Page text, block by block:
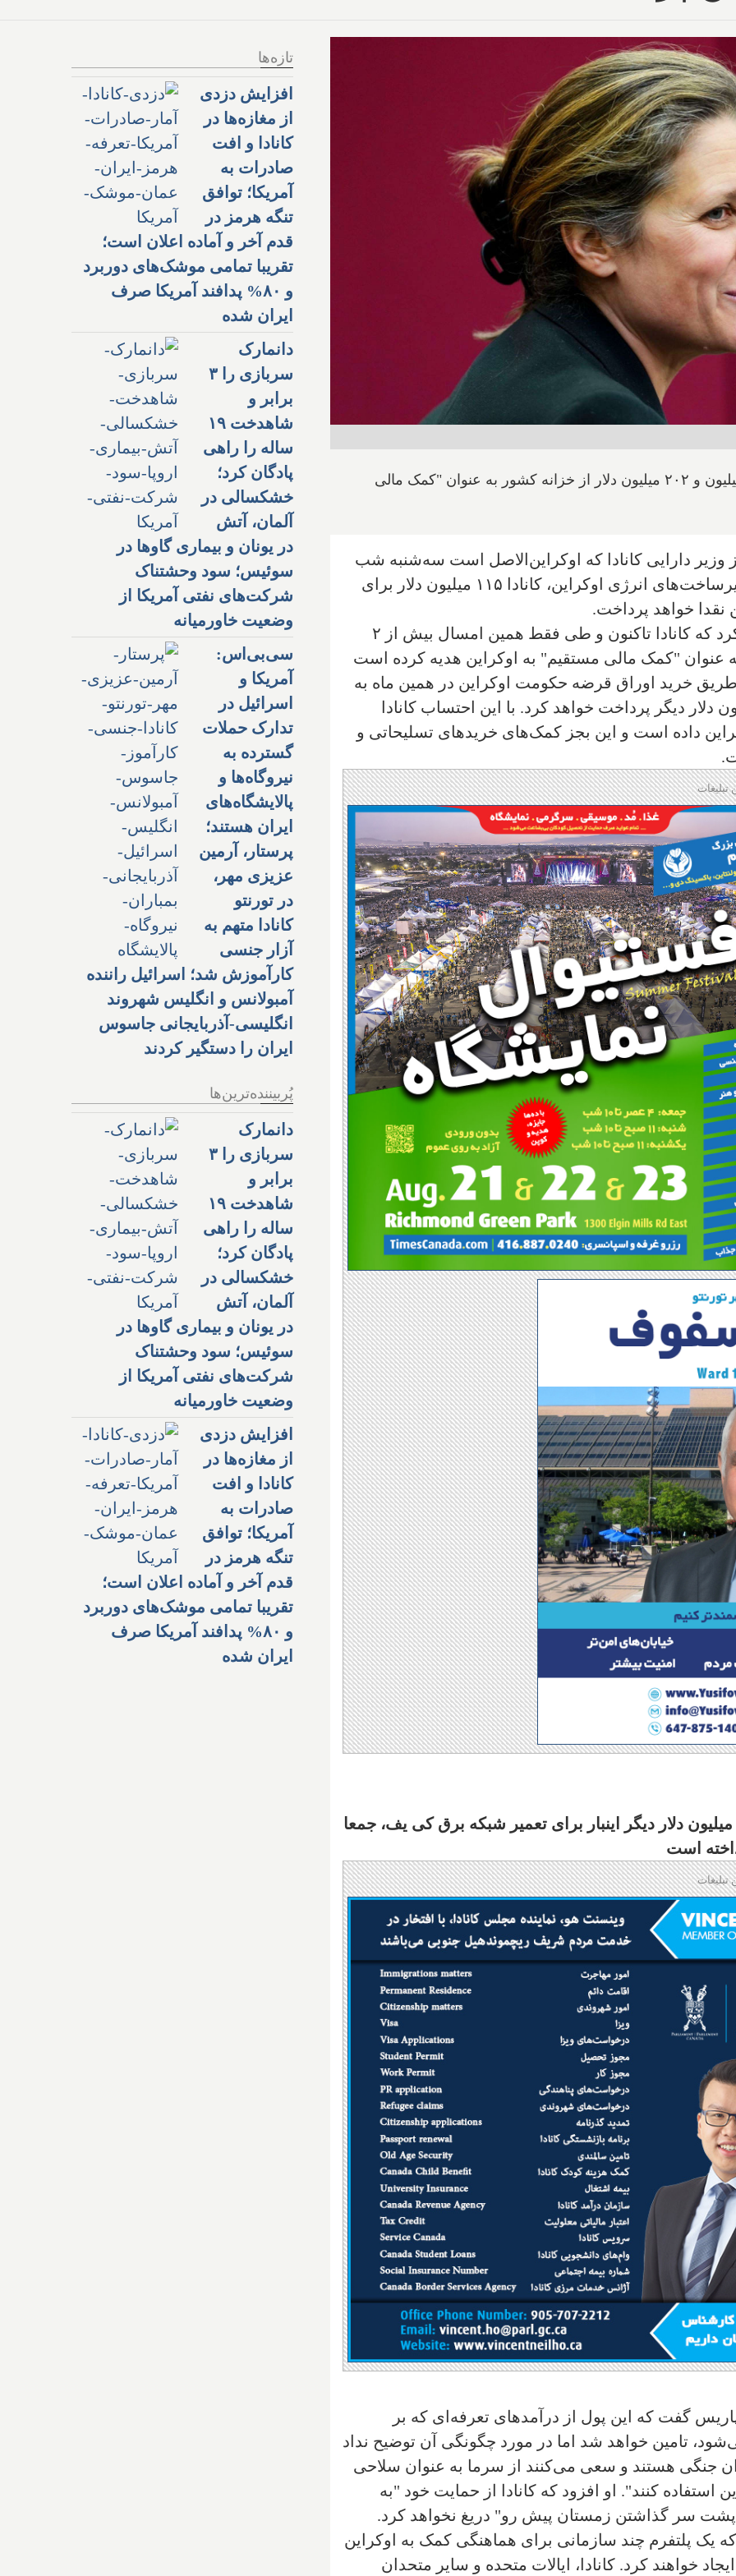
دفتر فریلند گفت که کانادا امسال بیش از ۲ بیلیون و ۲۰۲ میلیون دلار از خزانه کشور به عنوان "کمک مالی
وزیر دارایی کانادا که اوکراین‌الاصل است سه‌شنبه شب
گفت که پس از حملات مکرر روسیه به زیرساخت‌های انرژی اوکراین، کانادا ۱۱۵ میلیون دلار برای
خواهد پرداخت.
دفتر فریلند در بیانیه‌ای مطبوعاتی اعلام کرد که کانادا تاکنون و طی فقط همین امسال بیش از ۲
کانادا به عنوان "کمک مالی مستقیم" به اوکراین هدیه کرده است
نیز از طریق خرید اوراق قرضه حکومت اوکراین در همین ماه به
پول بدهد و اکنون نیز ۱۱۵ میلیون دلار دیگر پرداخت خواهد کرد. با این احتساب کانادا
اوکراین داده است و این بجز کمک‌های خریدهای تسلیحاتی و
فریلند، وزیر دارایی کانادا با پرداخت ۱۱۵ میلیون دلار دیگر اینبار برای تعمیر شبکه برق کی یف، جمعا
گفت که این پول از درآمدهای تعرفه‌ای که بر
تامین خواهد شد اما در مورد چگونگی آن توضیح نداد
جنگی هستند و سعی می‌کنند از سرما به عنوان سلاحی
کنند". او افزود که کانادا از حمایت خود "به
پشت سر گذاشتن زمستان پیش رو" دریغ نخواهد کرد.
یک پلتفرم چند سازمانی برای هماهنگی کمک به اوکراین
خواهند کرد. کانادا، ایالات متحده و سایر متحدان
تازه‌ها
افزایش دزدی
از مغازه‌ها در
کانادا و افت
صادرات به
آمریکا؛ توافق
تنگه هرمز در
قدم آخر و آماده اعلان است؛
تقریبا تمامی موشک‌های دوربرد
و ۸۰% پدافند آمریکا صرف
ایران شده
دانمارک
سربازی را ۳
برابر و
شاهدخت ۱۹
ساله را راهی
پادگان کرد؛
خشکسالی در
آلمان، آتش
در یونان و بیماری گاوها در
سوئیس؛ سود وحشتناک
شرکت‌های نفتی آمریکا از
وضعیت خاورمیانه
سی‌بی‌اس:
آمریکا و
اسرائیل در
تدارک حملات
گسترده به
نیروگاه‌ها و
پالایشگاه‌های
ایران هستند؛
پرستار، آرمین
عزیزی مهر،
در تورنتو
کانادا متهم به
آزار جنسی
کارآموزش شد؛ اسرائیل راننده
آمبولانس و انگلیس شهروند
انگلیسی-آذربایجانی جاسوس
ایران را دستگیر کردند
پُربیننده‌ترین‌ها
دانمارک
سربازی را ۳
برابر و
شاهدخت ۱۹
ساله را راهی
پادگان کرد؛
خشکسالی در
آلمان، آتش
در یونان و بیماری گاوها در
سوئیس؛ سود وحشتناک
شرکت‌های نفتی آمریکا از
وضعیت خاورمیانه
افزایش دزدی
از مغازه‌ها در
کانادا و افت
صادرات به
آمریکا؛ توافق
تنگه هرمز در
قدم آخر و آماده اعلان است؛
تقریبا تمامی موشک‌های دوربرد
و ۸۰% پدافند آمریکا صرف
ایران شده